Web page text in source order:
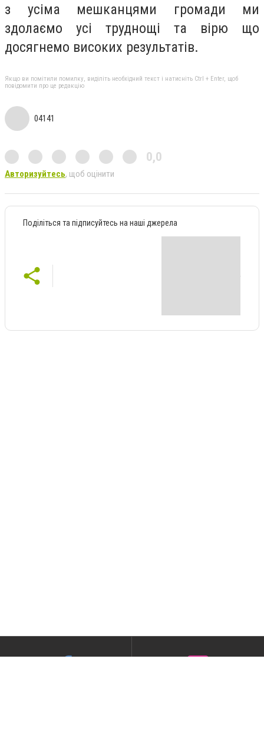
з усіма мешканцями громади ми
здолаємо усі труднощі та вірю що
досягнемо високих результатів.
Якщо ви помітили помилку, виділіть необхідний текст і натисніть Ctrl + Enter, щоб
повідомити про це редакцію
04141
0,0
Авторизуйтесь, щоб оцінити
Поділіться та підписуйтесь на наші джерела